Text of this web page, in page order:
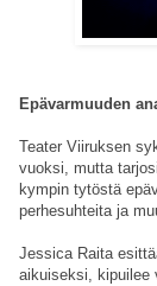
Epävarmuuden
Teater Viiruksen
vuoksi, mutta
kympin tytöstä
perhesuhteita ja
Jessica Raita
aikuiseksi, kipuilee